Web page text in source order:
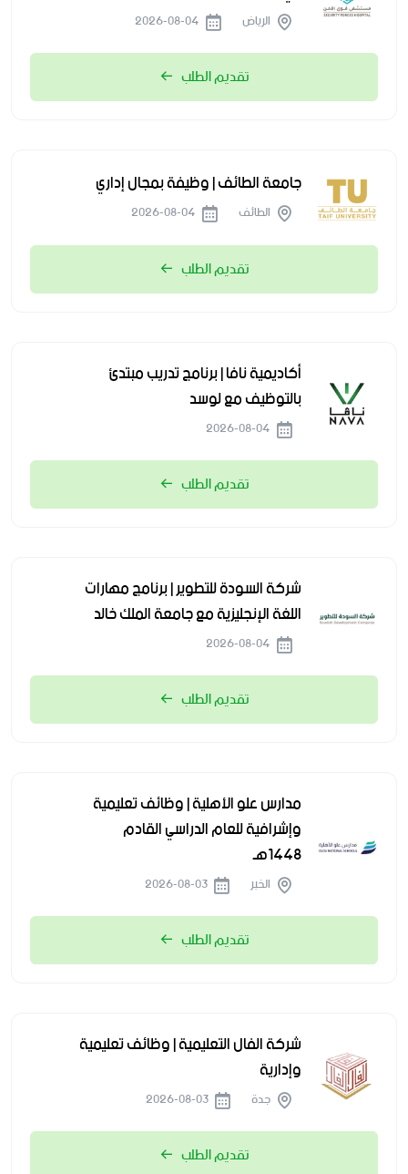
الرياض
تقديم الطلب
جامعة الطائف | وظيفة بمجال إداري
الطائف
تقديم الطلب
أكاديمية نافا | برنامج تدريب مبتدئ
بالتوظيف مع لوسد
تقديم الطلب
شركة السودة للتطوير | برنامج مهارات
اللغة الإنجليزية مع جامعة الملك خالد
تقديم الطلب
مدارس علو الأهلية | وظائف تعليمية
وإشرافية للعام الدراسي القادم
1448هـ
الخبر
تقديم الطلب
شركة الفال التعليمية | وظائف تعليمية
وإدارية
جدة
تقديم الطلب